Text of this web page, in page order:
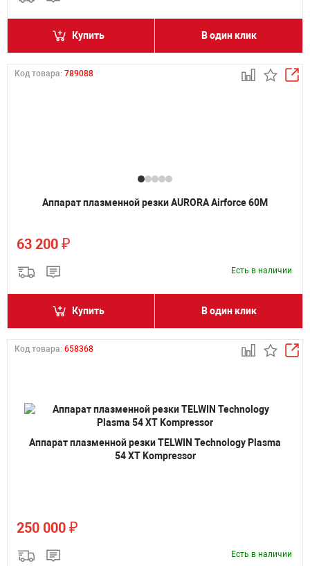
Купить В один клик
Код товара: 789088
Аппарат плазменной резки AURORA Airforce 60M
63 200 ₽
Есть в наличии
Купить В один клик
Код товара: 658368
Аппарат плазменной резки TELWIN Technology Plasma
54 XT Kompressor
250 000 ₽
Есть в наличии